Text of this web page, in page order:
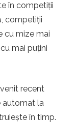
în competiții
competiții
cu mize mai
mai puțini
recent
automat la
în timp.